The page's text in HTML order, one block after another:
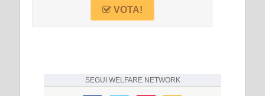
VOTA!
SEGUI WELFARE NETWORK